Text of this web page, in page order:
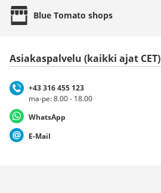
Blue Tomato shops
Asiakaspalvelu (kaikki ajat CET)
+43 316 455 123
ma-pe: 8.00 - 18.00
WhatsApp
E-Mail